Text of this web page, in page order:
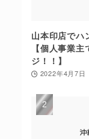
山本印店でハ
【個人事業
ジ！！】
2022年4月7日